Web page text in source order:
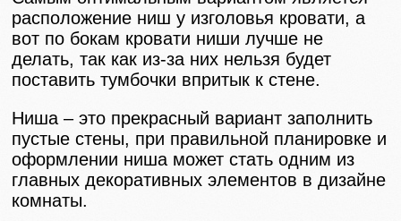
расположение ниш у изголовья кровати, а
вот по бокам кровати ниши лучше не
делать, так как из-за них нельзя будет
поставить тумбочки впритык к стене.
Ниша – это прекрасный вариант заполнить
пустые стены, при правильной планировке и
оформлении ниша может стать одним из
главных декоративных элементов в дизайне
комнаты.